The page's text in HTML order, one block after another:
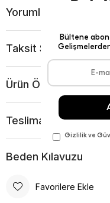
Yorumlar
Taksit Seçenekleri
Ürün Önerileri
Teslimat Ve İade
Beden Kılavuzu
Favorilere Ekle